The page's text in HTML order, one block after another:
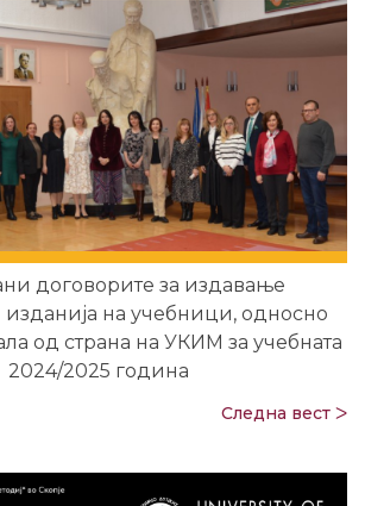
договорите за издавање
изданија на учебници, односно
од страна на УКИМ за учебната
2024/2025 година
Следна вест ᐳ